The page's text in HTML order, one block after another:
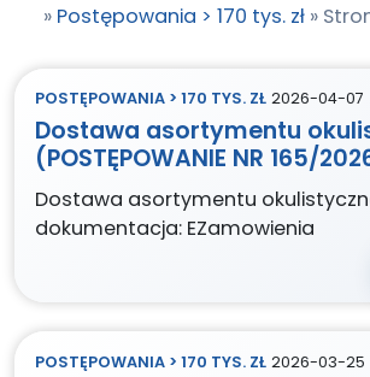
» Postępowania > 170 tys. zł »
POSTĘPOWANIA > 170 TYS. ZŁ 2026-04-07
Dostawa asortymentu
(POSTĘPOWANIE NR 165/
Dostawa asortymentu
dokumentacja: EZamowienia
POSTĘPOWANIA > 170 TYS. ZŁ 2026-03-25